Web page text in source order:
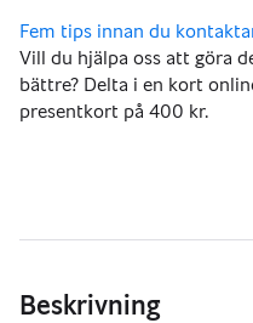
Vill du hjälpa oss att göra
bättre? Delta i en kort
presentkort på 400 kr.
Beskrivning